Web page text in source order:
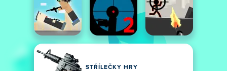
STŘÍLEČKY HRY